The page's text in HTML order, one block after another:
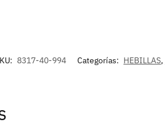
8317-40-994 Categorías: HEBILLAS,